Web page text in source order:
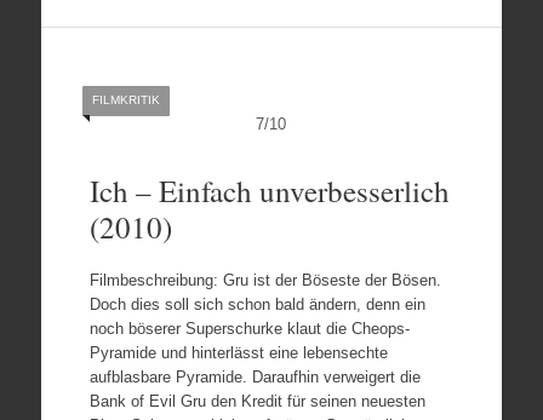
7/10
FILMKRITIK
Ich – Einfach unverbesserlich
(2010)
Filmbeschreibung: Gru ist der Böseste der Bösen.
Doch dies soll sich schon bald ändern, denn ein
noch böserer Superschurke klaut die Cheops-
Pyramide und hinterlässt eine lebensechte
aufblasbare Pyramide. Daraufhin verweigert die
Bank of Evil Gru den Kredit für seinen neuesten